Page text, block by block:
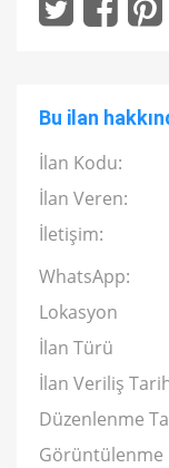
Bu ilan
İlan Kodu:
İlan Veren:
İletişim:
WhatsApp:
Lokasyon
İlan Türü
İlan Veriliş
Düzenlenme
Görüntülenme